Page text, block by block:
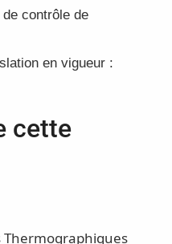
contrôle de
en vigueur :
cette